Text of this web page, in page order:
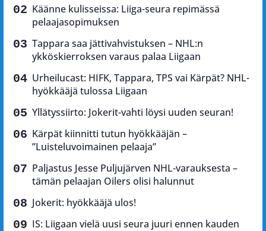
Käänne kulisseissa: Liiga-seura repimässä
pelaajasopimuksen
Tappara saa jättivahvistuksen – NHL:n
ykköskierroksen varaus palaa Liigaan
Urheilucast: HIFK, Tappara, TPS vai Kärpät? NHL-
hyökkääjä tulossa Liigaan
Yllätyssiirto: Jokerit-vahti löysi uuden seuran!
Kärpät kiinnitti tutun hyökkääjän –
”Luisteluvoimainen pelaaja”
Paljastus Jesse Puljujärven NHL-varauksesta –
tämän pelaajan Oilers olisi halunnut
Jokerit: hyökkääjä ulos!
IS: Liigaan vielä uusi seura juuri ennen kauden